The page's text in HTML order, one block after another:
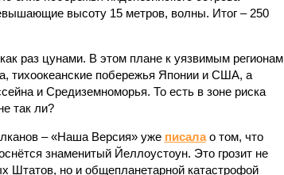
высоту 15 метров, волны. Итог – 250
раз цунами. В этом плане к уязвимым регионам
тихо­океанские побережья Японии и США, а
и Средиземноморья. То есть в зоне риска
так ли?
– «Наша Версия» уже писалао том, что
знаменитый Йеллоустоун. Это грозит не
Штатов, но и общепланетарной катастрофой